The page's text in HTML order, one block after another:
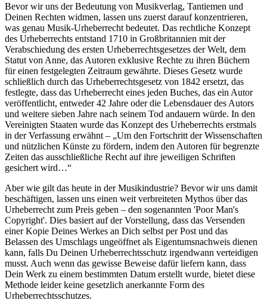
Bevor wir uns der Bedeutung von Musikverlag, Tantiemen und
Deinen Rechten widmen, lassen uns zuerst darauf konzentrieren,
was genau Musik-Urheberrecht bedeutet. Das rechtliche Konzept
des Urheberrechts entstand 1710 in Großbritannien mit der
Verabschiedung des ersten Urheberrechtsgesetzes der Welt, dem
Statut von Anne, das Autoren exklusive Rechte zu ihren Büchern
für einen festgelegten Zeitraum gewährte. Dieses Gesetz wurde
schließlich durch das Urheberrechtsgesetz von 1842 ersetzt, das
festlegte, dass das Urheberrecht eines jeden Buches, das ein Autor
veröffentlicht, entweder 42 Jahre oder die Lebensdauer des Autors
und weitere sieben Jahre nach seinem Tod andauern würde. In den
Vereinigten Staaten wurde das Konzept des Urheberrechts erstmals
in der Verfassung erwähnt – „Um den Fortschritt der Wissenschaften
und nützlichen Künste zu fördern, indem den Autoren für begrenzte
Zeiten das ausschließliche Recht auf ihre jeweiligen Schriften
gesichert wird…“
Aber wie gilt das heute in der Musikindustrie? Bevor wir uns damit
beschäftigen, lassen uns einen weit verbreiteten Mythos über das
Urheberrecht zum Preis geben – den sogenannten 'Poor Man's
Copyright'. Dies basiert auf der Vorstellung, dass das Versenden
einer Kopie Deines Werkes an Dich selbst per Post und das
Belassen des Umschlags ungeöffnet als Eigentumsnachweis dienen
kann, falls Du Deinen Urheberrechtsschutz irgendwann verteidigen
musst. Auch wenn das gewisse Beweise dafür liefern kann, dass
Dein Werk zu einem bestimmten Datum erstellt wurde, bietet diese
Methode leider keine gesetzlich anerkannte Form des
Urheberrechtsschutzes.